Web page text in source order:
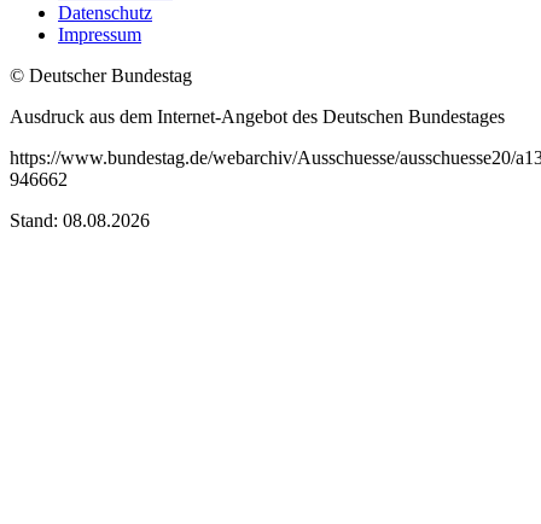
Datenschutz
Impressum
© Deutscher Bundestag
Ausdruck aus dem Internet-Angebot des Deutschen Bundestages
https://www.bundestag.de/webarchiv/Ausschuesse/ausschuesse20/
946662
Stand: 08.08.2026